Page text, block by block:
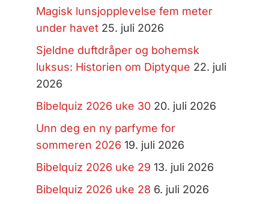
Magisk lunsjopplevelse fem meter
under havet 25. juli 2026
Sjeldne duftdråper og bohemsk
luksus: Historien om Diptyque 22. juli
2026
Bibelquiz 2026 uke 30 20. juli 2026
Unn deg en ny parfyme for
sommeren 2026 19. juli 2026
Bibelquiz 2026 uke 29 13. juli 2026
Bibelquiz 2026 uke 28 6. juli 2026